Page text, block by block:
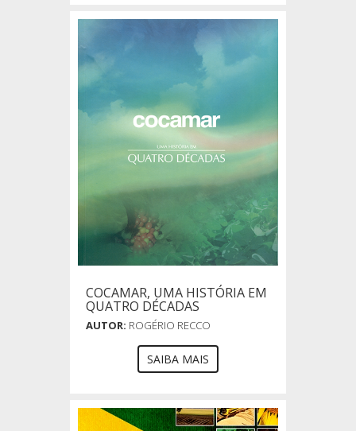
COCAMAR, UMA HISTÓRIA EM
QUATRO DÉCADAS
AUTOR: ROGÉRIO RECCO
SAIBA MAIS